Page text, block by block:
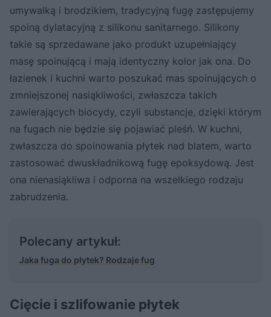
umywalką i brodzikiem, tradycyjną fugę zastępujemy
spoiną dylatacyjną z silikonu sanitarnego. Silikony
takie są sprzedawane jako produkt uzupełniający
masę spoinującą i mają identyczny kolor jak ona. Do
łazienek i kuchni warto poszukać mas spoinujących o
zmniejszonej nasiąkliwości, zwłaszcza takich
zawierających biocydy, czyli substancje, dzięki którym
na fugach nie będzie się pojawiać pleśń. W kuchni,
zwłaszcza do spoinowania płytek nad blatem, warto
zastosować dwuskładnikową fugę epoksydową. Jest
ona nienasiąkliwa i odporna na wszelkiego rodzaju
zabrudzenia.
Polecany artykuł:
Jaka fuga do płytek? Rodzaje fug
Cięcie i szlifowanie płytek